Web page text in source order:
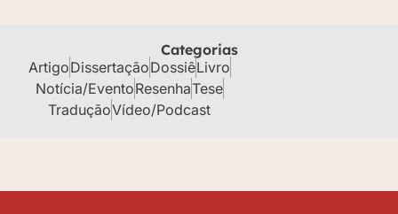
Categorias
ArtigoDissertaçãoDossiêLivro
Notícia/EventoResenhaTese
TraduçãoVídeo/Podcast